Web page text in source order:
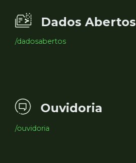
Dados Abertos
/dadosabertos
Ouvidoria
/ouvidoria